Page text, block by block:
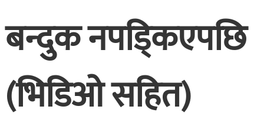
बन्दुक नपड्किएपछि
(भिडिओ सहित)